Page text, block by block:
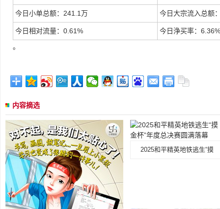
今日小单总额：241.1万 今日大宗流入总额
今日相对流量：0.61%
今日浄买率：6.36%
。
内容摘选
2025和平精英地铁逃生“摸